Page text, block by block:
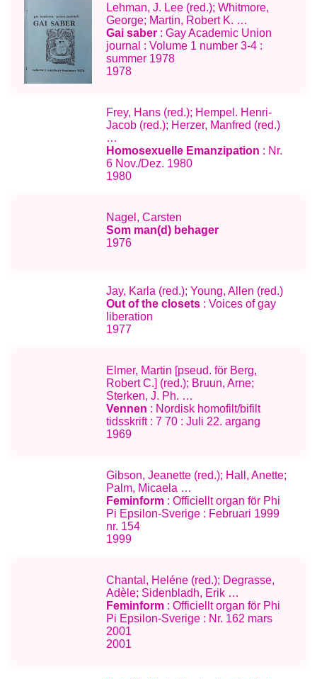
Lehman, J. Lee (red.); Whitmore,
George; Martin, Robert K. …
Gai saber : Gay Academic Union
journal : Volume 1 number 3-4 :
summer 1978
1978
Frey, Hans (red.); Hempel. Henri-
Jacob (red.); Herzer, Manfred (red.)
…
Homosexuelle Emanzipation : Nr.
6 Nov./Dez. 1980
1980
Nagel, Carsten
Som man(d) behager
1976
Jay, Karla (red.); Young, Allen (red.)
Out of the closets : Voices of gay
liberation
1977
Elmer, Martin [pseud. för Berg,
Robert C.] (red.); Bruun, Arne;
Sterken, J. Ph. …
Vennen : Nordisk homofilt/bifilt
tidsskrift : 7 70 : Juli 22. argang
1969
Gibson, Jeanette (red.); Hall, Anette;
Palm, Micaela …
Feminform : Officiellt organ för Phi
Pi Epsilon-Sverige : Februari 1999
nr. 154
1999
Chantal, Heléne (red.); Degrasse,
Adèle; Sidenbladh, Erik …
Feminform : Officiellt organ för Phi
Pi Epsilon-Sverige : Nr. 162 mars
2001
2001